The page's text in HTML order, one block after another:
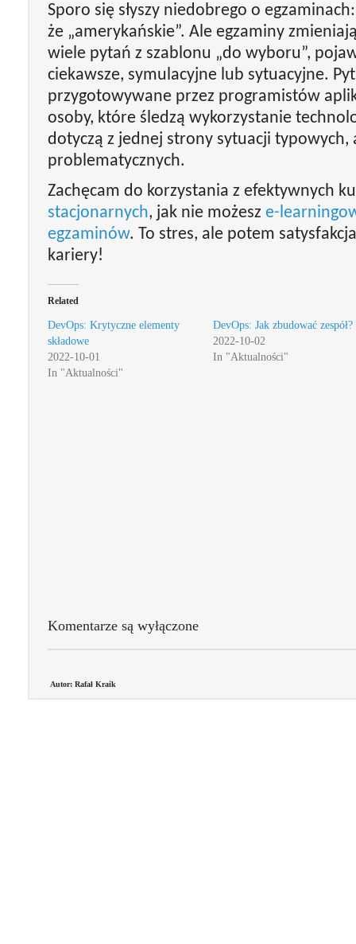
Sporo się słyszy niedobrego o
że „amerykańskie”. Ale egzaminy
wiele pytań z szablonu „do wyboru”,
ciekawsze, symulacyjne lub sytuacyjne.
przygotowywane przez programistów
osoby, które śledzą wykorzystanie
dotyczą z jednej strony sytuacji typowych,
problematycznych.
Zachęcam do korzystania z efektywnych
stacjonarnych, jak nie możesz e-
egzaminów. To stres, ale potem
kariery!
Related
DevOps: Krytyczne elementy
składowe
2022-10-01
In "Aktualności"
DevOps: Jak zbudować zespół?
2022-10-02
In "Aktualności"
Komentarze są wyłączone
Autor: Rafał Kraik